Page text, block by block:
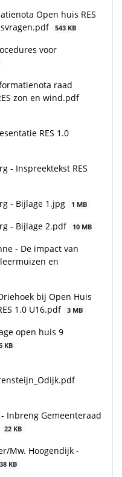
Open huis RES
543 KB
voor
raad
zon en wind.pdf
RES 1.0
- Inspreektekst RES
- Bijlage 1.jpg 1 MB
- Bijlage 2.pdf 10 MB
- De impact van
en
bij Open Huis
1.0 U16.pdf
3 MB
open huis 9
KB
Inbreng Gemeenteraad
22 KB
Mw. Hoogendijk -
38 KB